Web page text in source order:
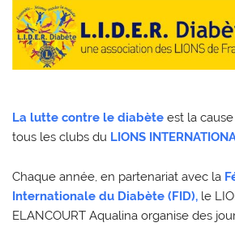
La lutte contre le diabète est la
tous les clubs du LIONS
Chaque année, en partenariat avec la
Internationale du Diabète (FID), le
ELANCOURT Aqualina organise des